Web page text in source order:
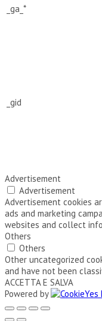
_ga_*
_gid
Advertisement
Advertisement
Advertisement cookies
ads and marketing
websites and collect
Others
Others
Other uncategorized
and have not been
ACCETTA E SALVA
Powered by